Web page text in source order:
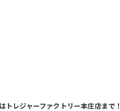
レジャーファクトリー本庄店まで！